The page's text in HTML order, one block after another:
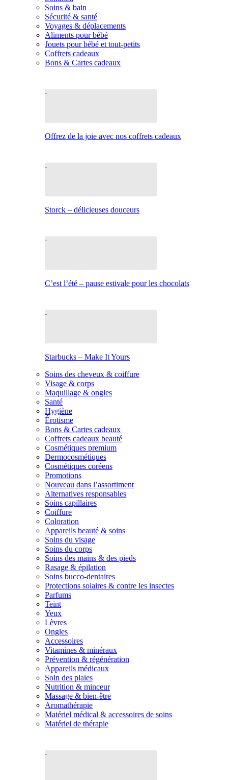
Soins & bain
Sécurité & santé
Voyages & déplacements
Aliments pour bébé
Jouets pour bébé et tout-petits
Coffrets cadeaux
Bons & Cartes cadeaux
Offrez de la joie avec nos coffrets cadeaux
Storck – délicieuses douceurs
C’est l’été – pause estivale pour les chocolats
Starbucks – Make It Yours
Soins des cheveux & coiffure
Visage & corps
Maquillage & ongles
Santé
Hygiène
Érotisme
Bons & Cartes cadeaux
Coffrets cadeaux beauté
Cosmétiques premium
Dermocosmétiques
Cosmétiques coréens
Promotions
Nouveau dans l’assortiment
Alternatives responsables
Soins capillaires
Coiffure
Coloration
Appareils beauté & soins
Soins du visage
Soins du corps
Soins des mains & des pieds
Rasage & épilation
Soins bucco-dentaires
Protections solaires & contre les insectes
Parfums
Teint
Yeux
Lèvres
Ongles
Accessoires
Vitamines & minéraux
Prévention & régénération
Appareils médicaux
Soin des plaies
Nutrition & minceur
Massage & bien-être
Aromathérapie
Matériel médical & accessoires de soins
Matériel de thérapie